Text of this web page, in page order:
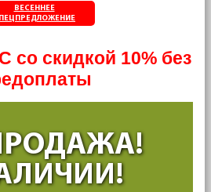
ВЕСЕННЕЕ
со скидкой 10% без